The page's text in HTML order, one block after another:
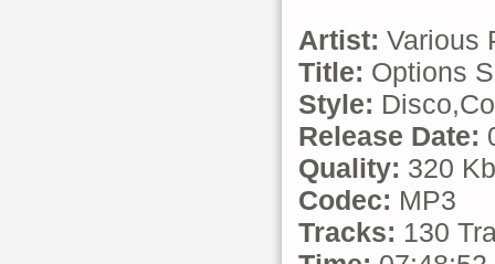
Artist: Various
Title: Options
Style:
Release Date:
Quality: 320
Codec: MP3
Tracks: 130